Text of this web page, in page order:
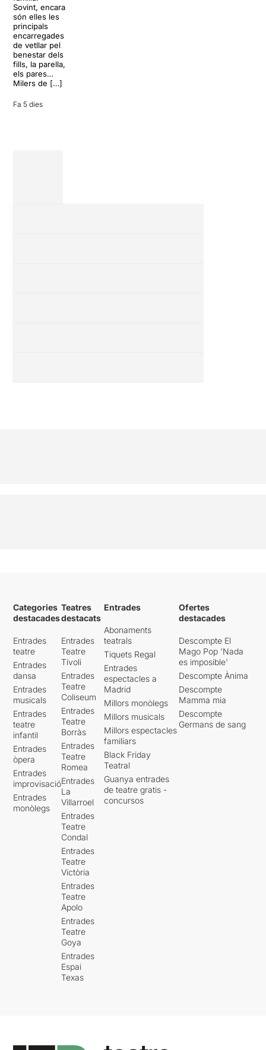
Sovint, encara
són elles les
principals
encarregades
de vetllar pel
benestar dels
fills, la parella,
els pares…
Milers de […]
Fa 5 dies
Categories
destacades
Entrades
teatre
Entrades
dansa
Entrades
musicals
Entrades
teatre
infantil
Entrades
òpera
Entrades
improvisació
Entrades
monòlegs
Teatres
destacats
Entrades
Teatre
Tívoli
Entrades
Teatre
Coliseum
Entrades
Teatre
Borràs
Entrades
Teatre
Romea
Entrades
La
Villarroel
Entrades
Teatre
Condal
Entrades
Teatre
Victòria
Entrades
Teatre
Apolo
Entrades
Teatre
Goya
Entrades
Espai
Texas
Entrades
Abonaments
teatrals
Tiquets Regal
Entrades
espectacles a
Madrid
Millors monòlegs
Millors musicals
Millors espectacles
familiars
Black Friday
Teatral
Guanya entrades
de teatre gratis -
concursos
Ofertes
destacades
Descompte El
Mago Pop 'Nada
es imposible'
Descompte Ànima
Descompte
Mamma mia
Descompte
Germans de sang